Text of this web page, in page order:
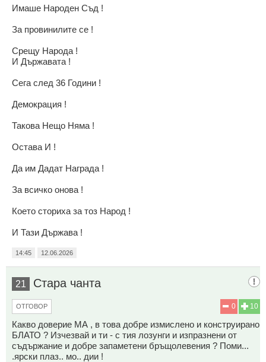
Имаше Народен Съд !
За провинилите се !
Срещу Народа !
И Държавата !
Сега след 36 Години !
Демокрация !
Такова Нещо Няма !
Остава И !
Да им Дадат Награда !
За всичко онова !
Което сториха за тоз Народ !
И Тази Държава !
14:45 12.06.2026
21 Стара чанта
10
0
ОТГОВОР
Какво доверие МА , в това добре измислено и конструирано
БЛАТО ? Изчезвай и ти - с тия лозунги и изпразнени от
съдържание и добре запаметени бръщолевения ? Поми...
.ярски плаз.. мо.. дии !